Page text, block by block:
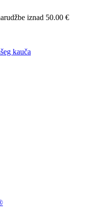
iznad 50.00 €
kauča